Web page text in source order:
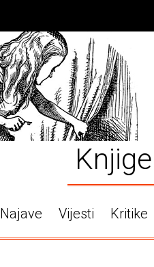
Knjige
Najave Vijesti Kritike